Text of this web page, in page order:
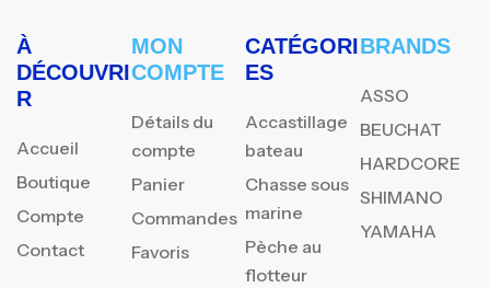
À
DÉCOUVRI
R
Accueil
Boutique
Compte
Contact
MON
COMPTE
Détails du
compte
Panier
Commandes
Favoris
CATÉGORI
ES
Accastillage
bateau
Chasse sous
marine
Pèche au
flotteur
BRANDS
ASSO
BEUCHAT
HARDCORE
SHIMANO
YAMAHA